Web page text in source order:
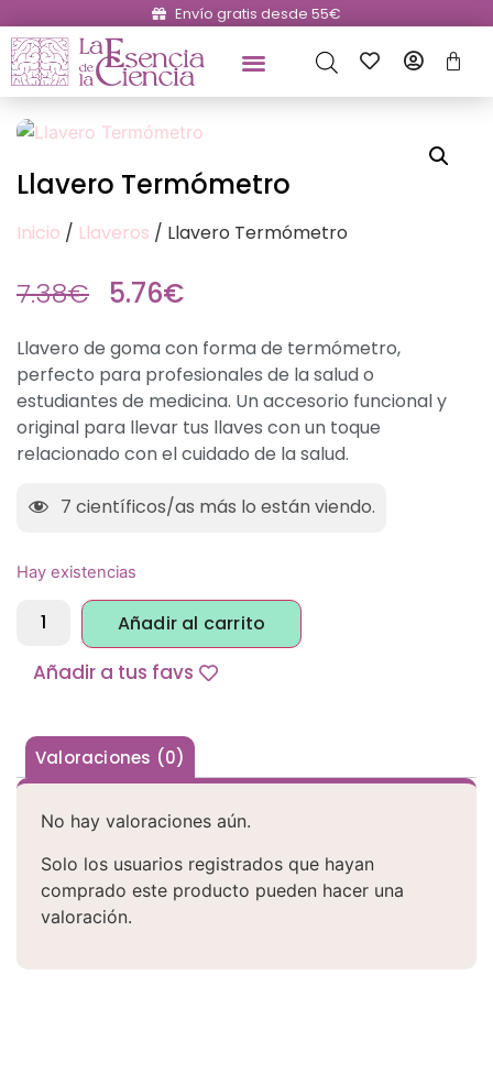
Envío gratis desde 55€
Llavero Termómetro
Inicio / Llaveros / Llavero Termómetro
7.38€ 5.76€
Llavero de goma con forma de termómetro,
perfecto para profesionales de la salud o
estudiantes de medicina. Un accesorio funcional y
original para llevar tus llaves con un toque
relacionado con el cuidado de la salud.
7 científicos/as más lo están viendo.
Hay existencias
Añadir al carrito
Alternative:
Añadir a tus favs
Valoraciones (0)
No hay valoraciones aún.
Solo los usuarios registrados que hayan
comprado este producto pueden hacer una
valoración.